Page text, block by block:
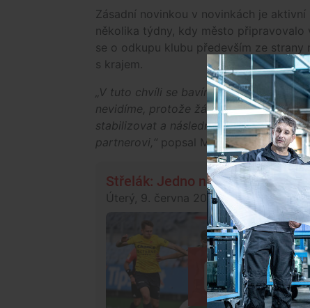
Zásadní novinkou v novinkách je
několika týdny, kdy město
se o odkupu klubu především ze
s krajem.
„V tuto chvíli se bavíme o variantě
nevidíme, protože žádný soukromý
stabilizovat a následně nabídnout jako
partnerovi,“ popsal Maroš.
Střelák: Jedno nebo dvě
Úterý, 9. června 2026, 20:05 Fotbal